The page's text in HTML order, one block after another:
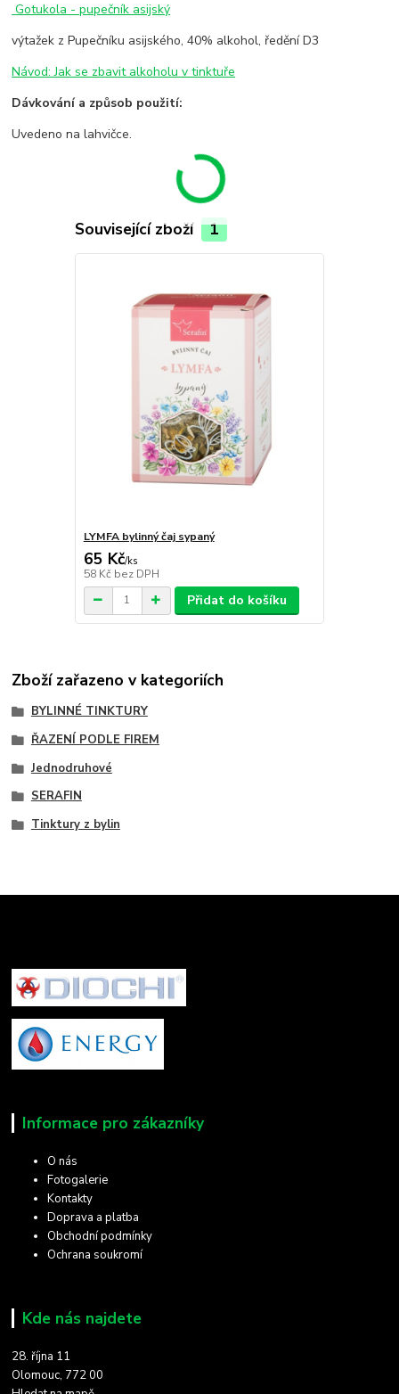
Gotukola - pupečník asijský
výtažek z Pupečníku asijského, 40% alkohol, ředění D3
Návod: Jak se zbavit alkoholu v tinktuře
Dávkování a způsob použití:
Uvedeno na lahvičce.
Související zboží 1
LYMFA bylinný čaj sypaný
65 Kč/ks
58 Kč bez DPH
Přidat do košíku
Zboží zařazeno v kategoriích
BYLINNÉ TINKTURY
ŘAZENÍ PODLE FIREM
Jednodruhové
SERAFIN
Tinktury z bylin
Informace pro zákazníky
O nás
Fotogalerie
Kontakty
Doprava a platba
Obchodní podmínky
Ochrana soukromí
Kde nás najdete
28. října 11
Olomouc, 772 00